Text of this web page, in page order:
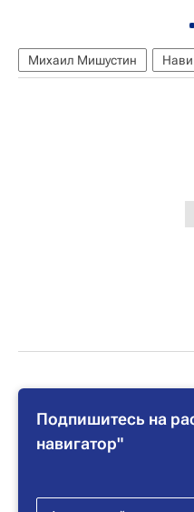
Михаил Мишустин
Подпишитесь на
навигатор"